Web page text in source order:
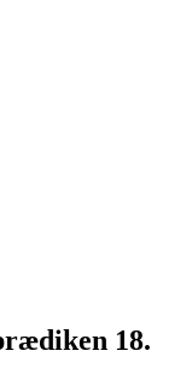
18.